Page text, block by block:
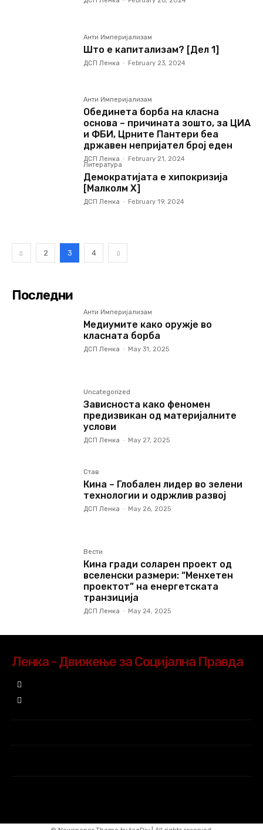
Анти Империјализам
Што е капитализам? [Дел 1]
ДСП Ленка - February 23, 2024
Анти Империјализам
Обединета борба на класна
основа – причината зошто, за ЦИА
и ФБИ, Црните Пантери беа
државен непријател број еден
ДСП Ленка - February 21, 2024
Литература
Демократијата е хипокризија
[Малколм Х]
ДСП Ленка - February 19, 2024
2 3 4
Последни
Анти Империјализам
Медиумите како оружје во
класната борба
ДСП Ленка - May 31, 2025
Uncategorized
Зависноста како феномен
предизвикан од материјалните
услови
ДСП Ленка - May 27, 2025
Став
Кина – Глобален лидер во зелени
технологии и одржлив развој
ДСП Ленка - May 26, 2025
Вести
Кина гради соларен проект од
вселенски размери: “Менхетен
проектот” на енергетската
транзиција
ДСП Ленка - May 24, 2025
Ленка - Движење за Социјална Правда